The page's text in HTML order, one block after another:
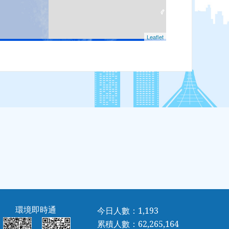
環境即時通
今日人數：1,193
累積人數：62,265,164